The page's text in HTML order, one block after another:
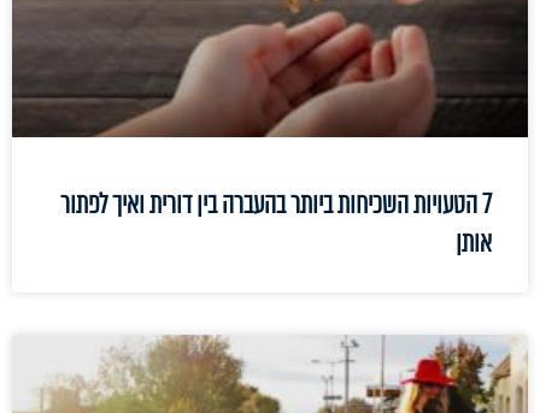
7 הטעויות השכיחות ביותר בהעברה בין דורית ואיך לפתור
אותן